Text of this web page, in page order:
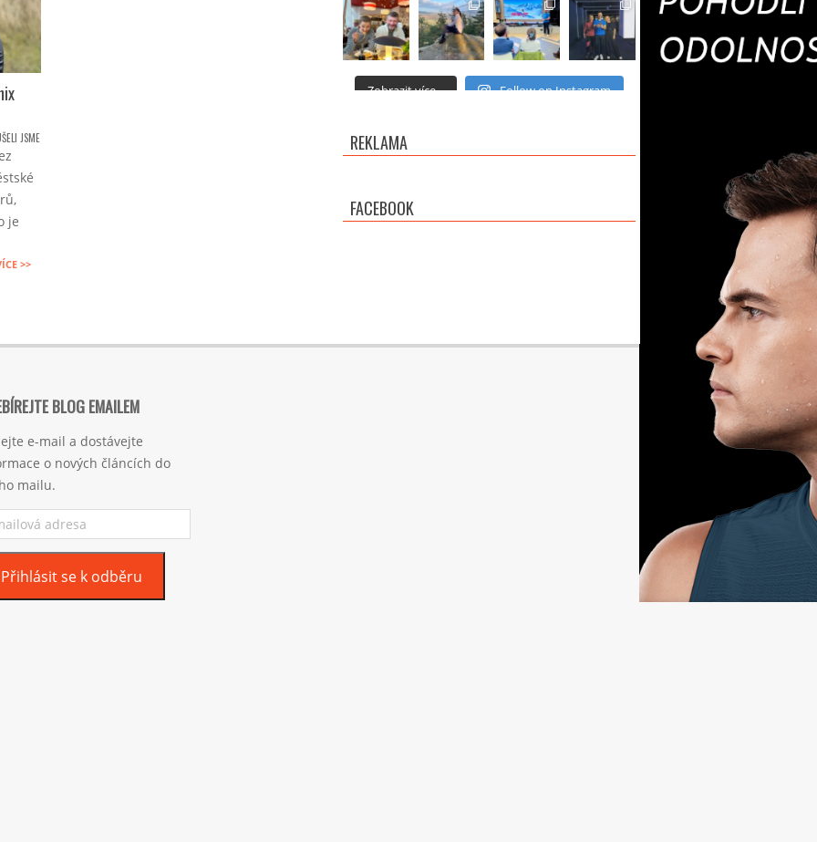
JSME
je
>>
Zobrazit více... Follow on Instagram
REKLAMA
FACEBOOK
BLOG EMAILEM
e-mail a dostávejte
o nových článcích do
mailu.
Přihlásit se k odběru